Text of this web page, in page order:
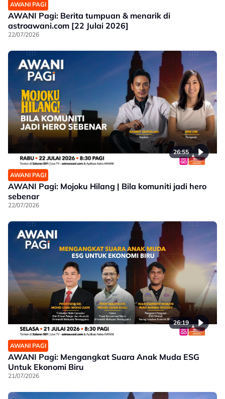
AWANI PAGI
AWANI Pagi: Berita tumpuan & menarik di
astroawani.com [22 Julai 2026]
22/07/2026
26:55
AWANI PAGI
AWANI Pagi: Mojoku Hilang | Bila komuniti jadi hero
sebenar
22/07/2026
26:19
AWANI PAGI
AWANI Pagi: Mengangkat Suara Anak Muda ESG
Untuk Ekonomi Biru
21/07/2026